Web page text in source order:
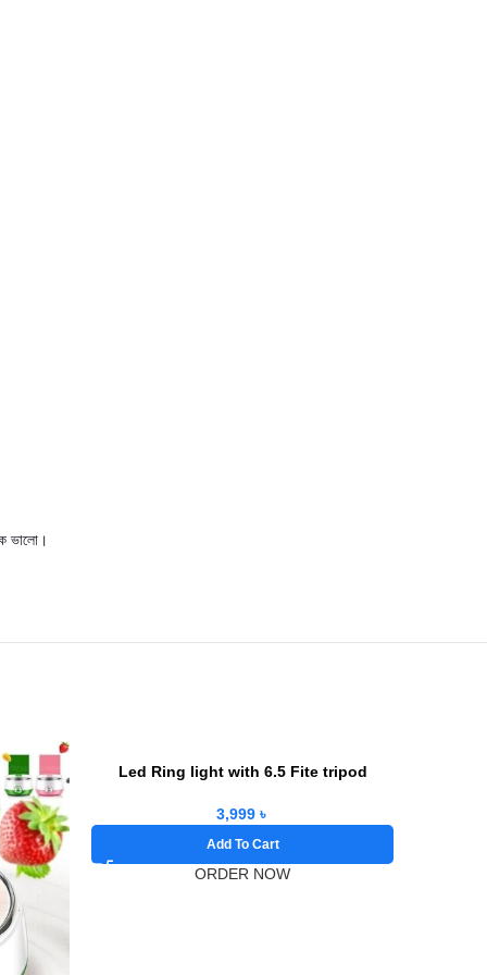
ভালো।
Led Ring light with 6.5 Fite tripod
3,999 ৳
Add To Cart
ORDER NOW